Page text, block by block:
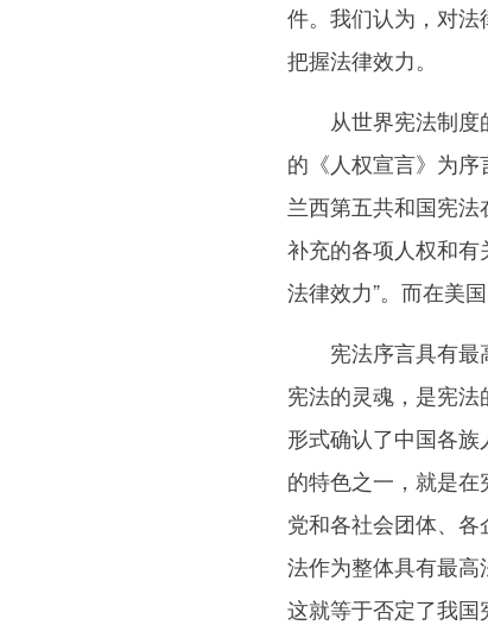
件。我们认为，对
把握法律效力。
从世界宪法制度的
的《人权宣言》为
兰西第五共和国宪
补充的各项人权和有
法律效力”。而在美
宪法序言具有最高
宪法的灵魂，是宪
形式确认了中国各
的特色之一，就是
党和各社会团体、
法作为整体具有最高
这就等于否定了我